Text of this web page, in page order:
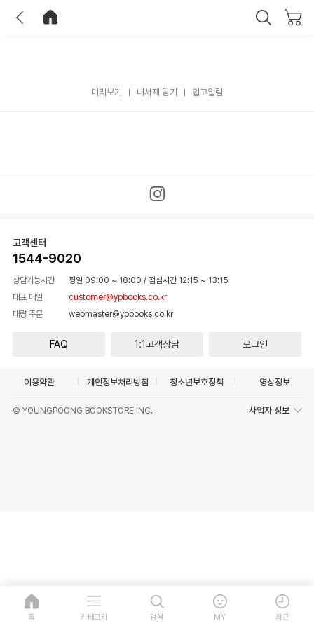
미리보기 내서재 담기 입고알림
고객센터
1544-9020
상담가능시간 평일 09:00 ~ 18:00 / 점심시간 12:15 ~ 13:15
대표 메일
customer@ypbooks.co.kr
대량 주문
webmaster@ypbooks.co.kr
FAQ 1:1고객상담 로그인
이용약관 개인정보처리방침 청소년보호정책 영상정보
© YOUNGPOONG BOOKSTORE INC. 사업자 정보
홈 카테고리 검색 MY 최근